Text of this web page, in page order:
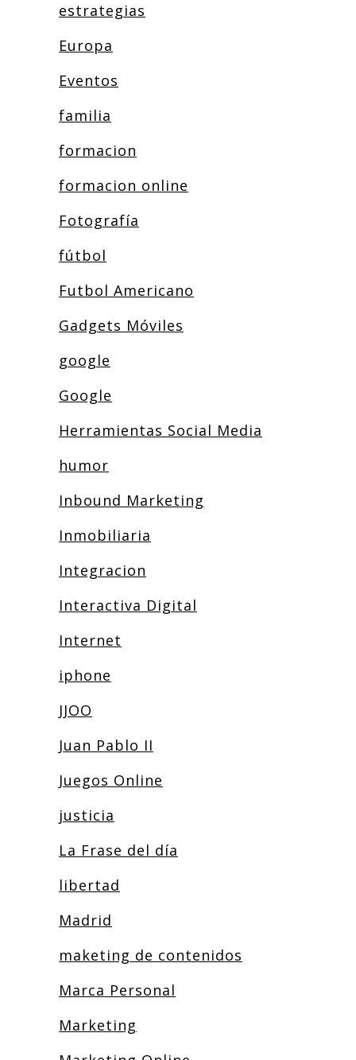
estrategias
Europa
Eventos
familia
formacion
formacion online
Fotografía
fútbol
Futbol Americano
Gadgets Móviles
google
Google
Herramientas Social Media
humor
Inbound Marketing
Inmobiliaria
Integracion
Interactiva Digital
Internet
iphone
JJOO
Juan Pablo II
Juegos Online
justicia
La Frase del día
libertad
Madrid
maketing de contenidos
Marca Personal
Marketing